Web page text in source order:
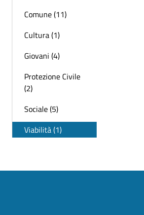
Comune (11)
Cultura (1)
Giovani (4)
Protezione Civile
(2)
Sociale (5)
Viabilità (1)